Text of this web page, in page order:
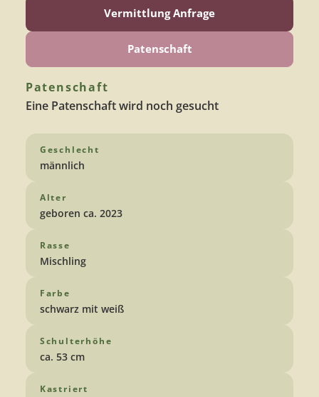
Vermittlung Anfrage
Patenschaft
Patenschaft
Eine Patenschaft wird noch gesucht
Geschlecht
männlich
Alter
geboren ca. 2023
Rasse
Mischling
Farbe
schwarz mit weiß
Schulterhöhe
ca. 53 cm
Kastriert